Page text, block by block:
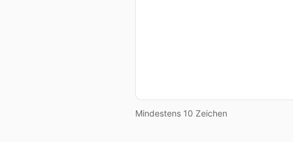
Mindestens 10 Zeichen